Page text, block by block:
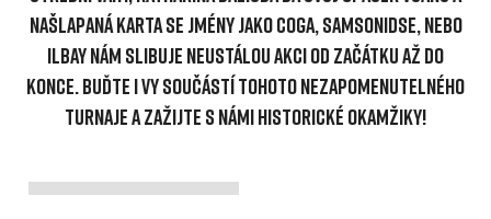
NAŠLAPANÁ KARTA SE JMÉNY JAKO COGA, SAMSONIDSE, NEBO
ILBAY NÁM SLIBUJE NEUSTÁLOU AKCI OD ZAČÁTKU AŽ DO
KONCE. BUĎTE I VY SOUČÁSTÍ TOHOTO NEZAPOMENUTELNÉHO
TURNAJE A ZAŽIJTE S NÁMI HISTORICKÉ OKAMŽIKY!